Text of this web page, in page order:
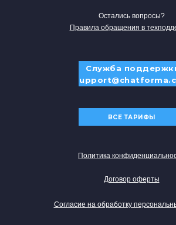
Политика
Договор оферты
Остались вопросы?
Служба
Согласие на обработку
Правила обращения в
ВСЕ ТАРИФЫ